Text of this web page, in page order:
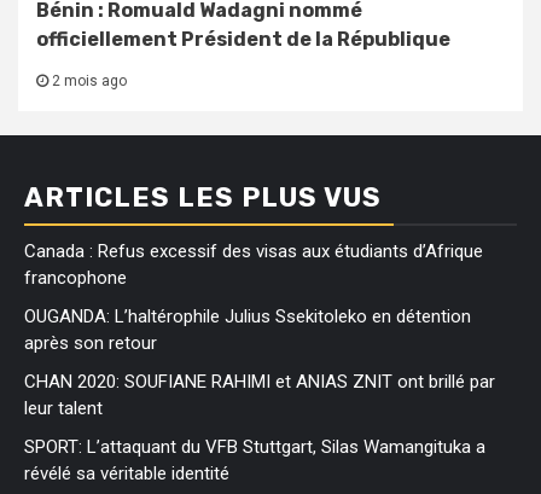
Bénin : Romuald Wadagni nommé
officiellement Président de la République
2 mois ago
ARTICLES LES PLUS VUS
Canada : Refus excessif des visas aux étudiants d’Afrique
francophone
OUGANDA: L’haltérophile Julius Ssekitoleko en détention
après son retour
CHAN 2020: SOUFIANE RAHIMI et ANIAS ZNIT ont brillé par
leur talent
SPORT: L’attaquant du VFB Stuttgart, Silas Wamangituka a
révélé sa véritable identité